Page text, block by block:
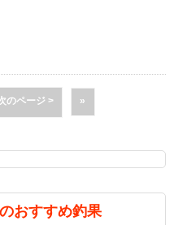
のページ > »
おすすめ釣果